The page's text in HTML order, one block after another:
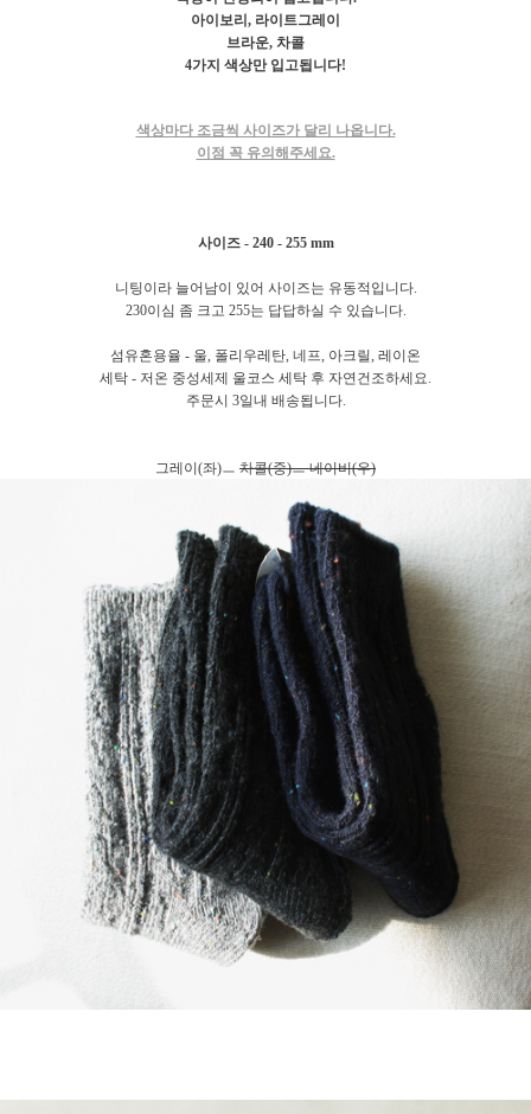
아이보리, 라이트그레이
브라운, 차콜
4가지 색상만 입고됩니다!
색상마다 조금씩 사이즈가 달리 나옵니다.
이점 꼭 유의해주세요.
사이즈 - 240 - 255 mm
니팅이라 늘어남이 있어 사이즈는 유동적입니다.
230이심 좀 크고 255는 답답하실 수 있습니다.
섬유혼용율 - 울, 폴리우레탄, 네프, 아크릴, 레이온
세탁 - 저온 중성세제 울코스 세탁 후 자연건조하세요.
주문시 3일내 배송됩니다.
그레이(좌)ㅡ 차콜(중)ㅡ 네이비(우)